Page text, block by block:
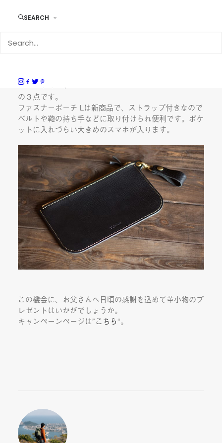
SEARCH
無料名入れの対象商品は…
スマートキーケース 7005
の３点です。
ファスナーポーチ Lは新商品で、ストラップ付きなので
ベルトや鞄の持ち手などに取り付けられ便利です。ポケ
ットに入れづらい大きめのスマホが入ります。
この機会に、お父さんへ日頃の感謝を込めて革小物のプ
レゼントはいかがでしょうか。
キャンペーンページは”こちら“。